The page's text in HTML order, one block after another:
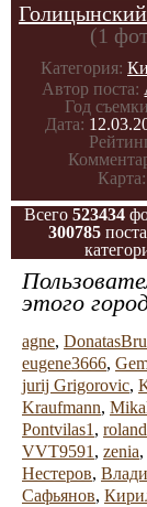
(1
Категория:
Автор поста:
Год
Дата:
Карта:
Всего 523434
300785
этого
agne,
eugene3666,
jurij Grigorovic,
Kraufmann,
Pontvilas1 ,
VVT9591 , zenia,
Нестеров,
Сафьянов,